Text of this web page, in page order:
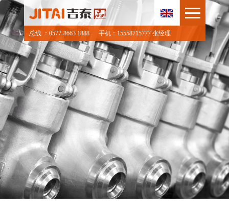
总线 ：0577-8663 1888 手机：15558715777 张经理